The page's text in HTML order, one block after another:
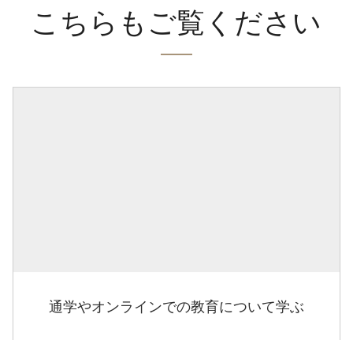
こちらもご覧ください
通学やオンラインでの教育について学ぶ